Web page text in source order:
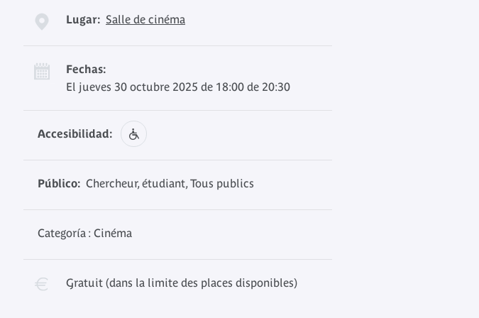
Lugar: Salle de cinéma
Fechas:
El jueves 30 octubre 2025 de 18:00 de 20:30
Accesibilidad:
Público: Chercheur, étudiant, Tous publics
Categoría : Cinéma
Gratuit (dans la limite des places disponibles)